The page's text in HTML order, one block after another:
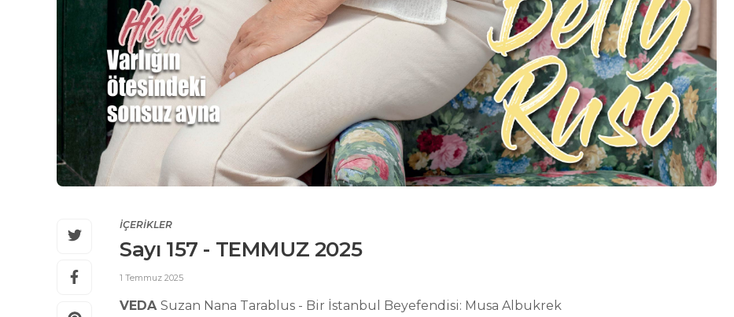
İÇERİKLER
Sayı 157 - TEMMUZ 2025
1 Temmuz 2025
VEDA Suzan Nana Tarablus - Bir İstanbul Beyefendisi: Musa Albukrek